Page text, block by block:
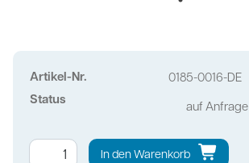
Artikel-Nr. 0185-0016-DE
Status auf Anfrage
In den Warenkorb